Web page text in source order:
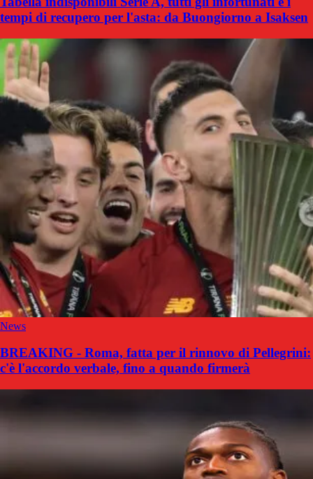
tempi di recupero per l'asta: da Buongiorno a Isaksen
News
BREAKING - Roma, fatta per il rinnovo di Pellegrini:
c'è l'accordo verbale, fino a quando firmerà